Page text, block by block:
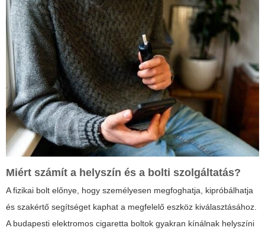
Miért számít a helyszín és a bolti szolgáltatás?
A fizikai bolt előnye, hogy személyesen megfoghatja, kipróbálhatja
és szakértő segítséget kaphat a megfelelő eszköz kiválasztásához.
A budapesti elektromos cigaretta boltok gyakran kínálnak helyszíni